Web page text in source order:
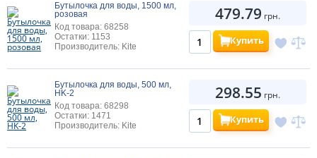
Бутылочка для воды, 1500 мл,
розовая
Код товара: 68258
Остатки: 1153
Производитель: Kite
479.79 грн.
Купить
Бутылочка для воды, 500 мл,
HK-2
Код товара: 68298
Остатки: 1471
Производитель: Kite
298.55 грн.
Купить